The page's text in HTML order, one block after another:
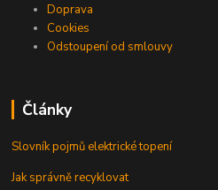
Doprava
Cookies
Odstoupení od smlouvy
Články
Slovník pojmů elektrické topení
Jak správně recyklovat